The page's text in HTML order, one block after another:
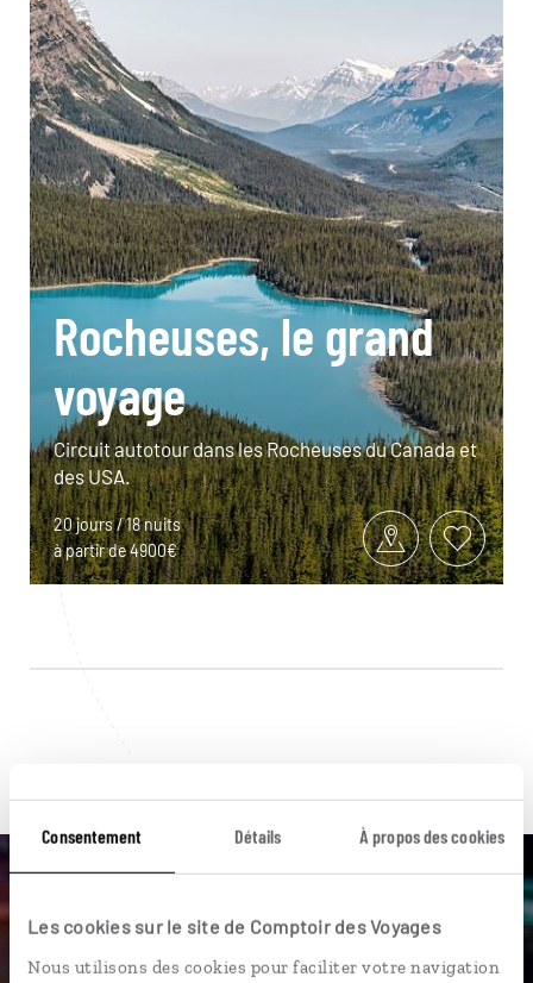
Consentement Détails À propos des cookies
Les cookies sur le site de Comptoir des Voyages
Nous utilisons des cookies pour faciliter votre navigation
Rocheuses, le grand
voyage
Circuit autotour dans les Rocheuses du Canada et
des USA.
20 jours / 18 nuits
à partir de 4900€